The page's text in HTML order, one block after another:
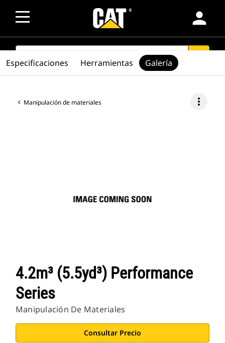
person
SEARCH
Manipulación de materiales more_vert
4.2m³ (5.5yd³) Performance
Series
Manipulación De Materiales
Consultar Precio
Especificaciones Herramientas Galería